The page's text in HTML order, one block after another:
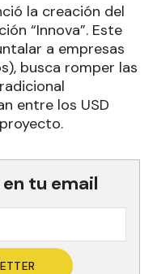
la creación del
“Innova”. Este
a empresas
busca romper las
entre los USD
tu email